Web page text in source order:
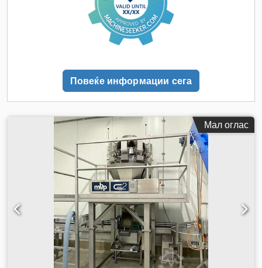
Повеќе информации сега
Мал оглас